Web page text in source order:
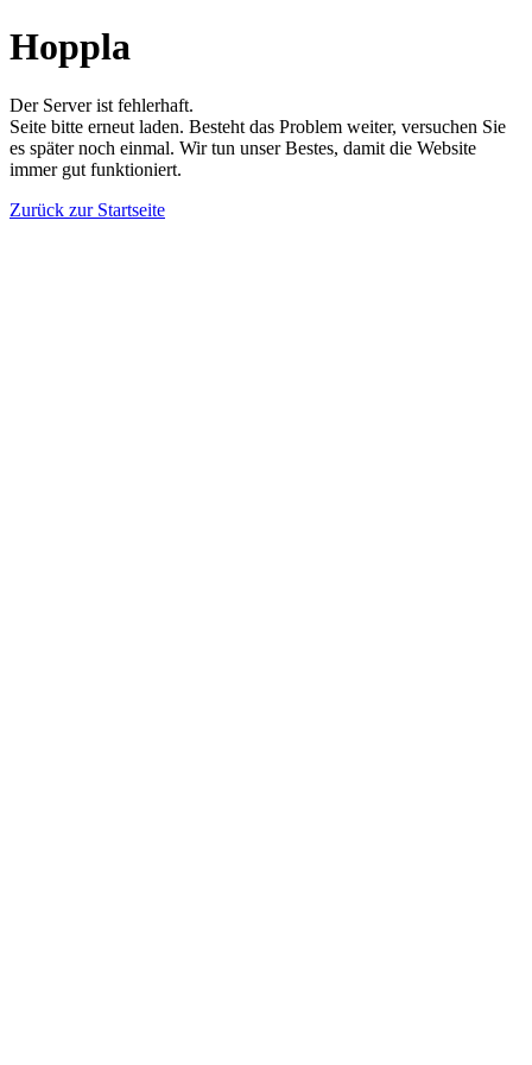
Hoppla
Der Server ist fehlerhaft.
Seite bitte erneut laden. Besteht das Problem weiter, versuchen Sie
es später noch einmal. Wir tun unser Bestes, damit die Website
immer gut funktioniert.
Zurück zur Startseite